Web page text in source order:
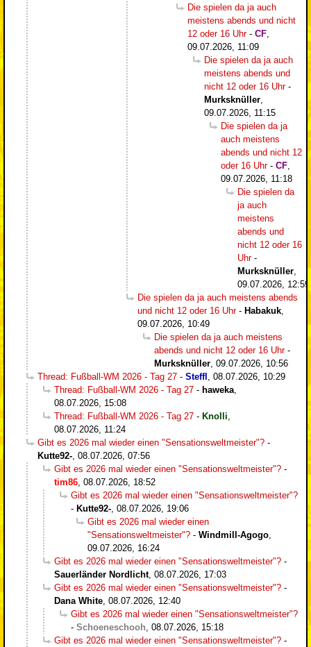
Die spielen da ja auch
meistens abends und nicht
12 oder 16 Uhr- CF
09.07.2026, 11:09
Die spielen da ja auch
meistens abends und
nicht 12 oder 16 Uhr-
Murksknüller
09.07.2026, 11:15
Die spielen da ja
auch meistens
abends und nicht 12
oder 16 Uhr- CF
09.07.2026, 11:18
Die spielen da
ja auch
meistens
abends und
nicht 12 oder 16
Uhr-
Murksknüller
09.07.2026, 12:59
Die spielen da ja auch meistens abends
und nicht 12 oder 16 Uhr- Habakuk
09.07.2026, 10:49
Die spielen da ja auch meistens
abends und nicht 12 oder 16 Uhr-
Murksknüller 09.07.2026, 10:56
Thread: Fußball-WM 2026 - Tag 27 - Steffl
08.07.2026, 10:29
Thread: Fußball-WM 2026 - Tag 27 - haweka
08.07.2026, 15:08
Thread: Fußball-WM 2026 - Tag 27 - Knolli
08.07.2026, 11:24
Gibt es 2026 mal wieder einen "Sensationsweltmeister"? -
Kutte92- 08.07.2026, 07:56
Gibt es 2026 mal wieder einen "Sensationsweltmeister"? -
tim86 08.07.2026, 18:52
Gibt es 2026 mal wieder einen "Sensationsweltmeister"?
- Kutte92- 08.07.2026, 19:06
Gibt es 2026 mal wieder einen
"Sensationsweltmeister"? - Windmill-Agogo
09.07.2026, 16:24
Gibt es 2026 mal wieder einen "Sensationsweltmeister"? -
Sauerländer Nordlicht, 08.07.2026, 17:03
Gibt es 2026 mal wieder einen "Sensationsweltmeister"? -
Dana White 08.07.2026, 12:40
Gibt es 2026 mal wieder einen "Sensationsweltmeister"?
- Schoeneschooh 08.07.2026, 15:18
Gibt es 2026 mal wieder einen "Sensationsweltmeister"? -